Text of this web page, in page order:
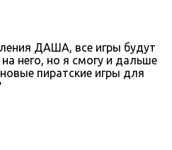
ДАША, все игры будут
него, но я смогу и дальше
пиратские игры для